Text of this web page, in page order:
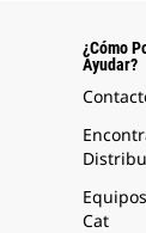
¿Cómo
Ayudar?
Cat